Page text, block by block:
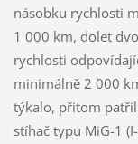
násobku rychlosti
1 000 km, dolet
rychlosti
minimálně 2 000
týkalo, přitom
stíhač typu MiG-1